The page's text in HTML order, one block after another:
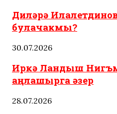
Диләрә
булачакмы?
30.07.2026
Иркә Ландыш
аңлашырга әзер
28.07.2026